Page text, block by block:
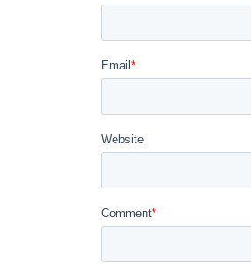
Email *
Website
Comment*